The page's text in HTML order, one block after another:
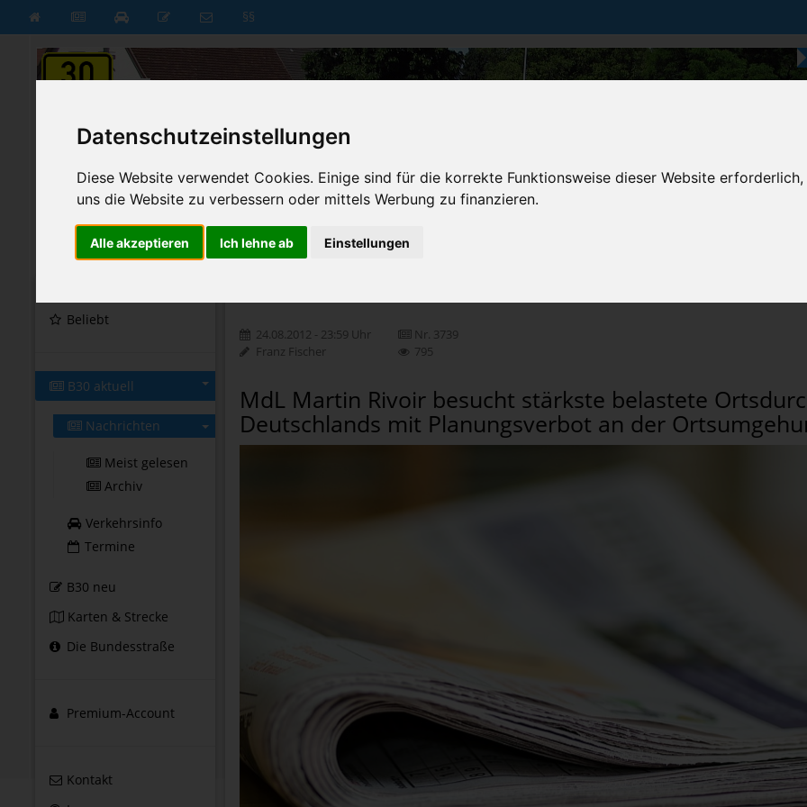
Datenschutzeinstellungen
Diese Website verwendet Cookies. Einige sind für die korrekte Funktionsweise dieser Website
uns die Website zu verbessern oder mittels Werbung zu finanzieren.
Alle akzeptieren Ich lehne ab Einstellungen
§§
B30 aktuell B30 neu
Beliebt
B30 aktuell
Nachrichten
Meist gelesen
Archiv
Verkehrsinfo
Termine
B30 neu
Karten & Strecke
Die Bundesstraße
Premium-Account
Kontakt
24.08.2012 - 23:59 Uhr
Franz Fischer
Nr. 3739
795
MdL Martin Rivoir besucht stärkste belastete
Deutschlands mit Planungsverbot an der